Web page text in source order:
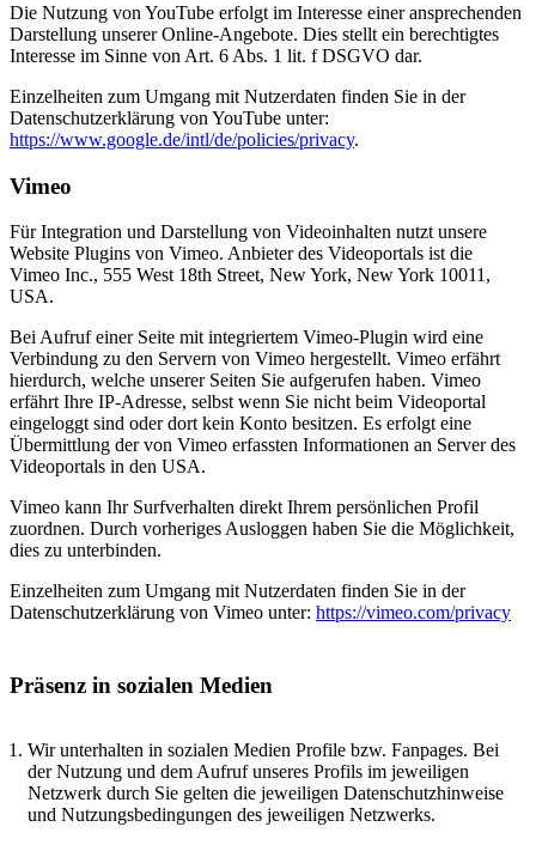
Die Nutzung von YouTube erfolgt im Interesse einer ansprechenden
Darstellung unserer Online-Angebote. Dies stellt ein berechtigtes
Interesse im Sinne von Art. 6 Abs. 1 lit. f DSGVO dar.
Einzelheiten zum Umgang mit Nutzerdaten finden Sie in der
Datenschutzerklärung von YouTube unter:
https://www.google.de/intl/de/policies/privacy.
Vimeo
Für Integration und Darstellung von Videoinhalten nutzt unsere
Website Plugins von Vimeo. Anbieter des Videoportals ist die
Vimeo Inc., 555 West 18th Street, New York, New York 10011,
USA.
Bei Aufruf einer Seite mit integriertem Vimeo-Plugin wird eine
Verbindung zu den Servern von Vimeo hergestellt. Vimeo erfährt
hierdurch, welche unserer Seiten Sie aufgerufen haben. Vimeo
erfährt Ihre IP-Adresse, selbst wenn Sie nicht beim Videoportal
eingeloggt sind oder dort kein Konto besitzen. Es erfolgt eine
Übermittlung der von Vimeo erfassten Informationen an Server des
Videoportals in den USA.
Vimeo kann Ihr Surfverhalten direkt Ihrem persönlichen Profil
zuordnen. Durch vorheriges Ausloggen haben Sie die Möglichkeit,
dies zu unterbinden.
Einzelheiten zum Umgang mit Nutzerdaten finden Sie in der
Datenschutzerklärung von Vimeo unter: https://vimeo.com/privacy
Präsenz in sozialen Medien
Wir unterhalten in sozialen Medien Profile bzw. Fanpages. Bei
der Nutzung und dem Aufruf unseres Profils im jeweiligen
Netzwerk durch Sie gelten die jeweiligen Datenschutzhinweise
und Nutzungsbedingungen des jeweiligen Netzwerks.